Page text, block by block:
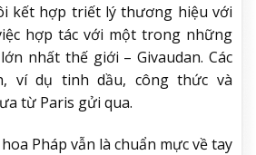
kết hợp triết lý thương hiệu với
hợp tác với một trong những
nhất thế giới – Givaudan. Các
ví dụ tinh dầu, công thức và
từ Paris gửi qua.
Pháp vẫn là chuẩn mực về tay